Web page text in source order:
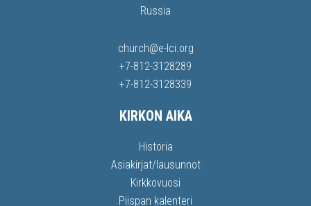
Russia
church@e-lci.org
+7-812-3128289
+7-812-3128339
KIRKON AIKA
Historia
Asiakirjat/lausunnot
Kirkkovuosi
Piispan kalenteri